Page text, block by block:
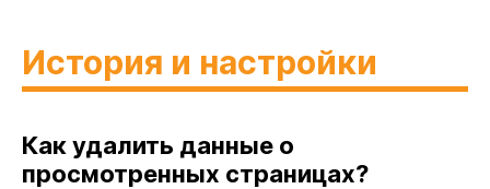
История и настройки
Как удалить данные о
просмотренных страницах?